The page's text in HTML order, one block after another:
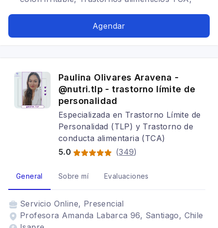
Problemas digestivos, Alimentación con
Agendar
Paulina Olivares Aravena -
@nutri.tlp - trastorno límite de
personalidad
Especializada en Trastorno Límite de
Personalidad (TLP) y Trastorno de
conducta alimentaria (TCA)
5.0
(349)
General Sobre mí Evaluaciones
Servicio Online, Presencial
Profesora Amanda Labarca 96, Santiago, Chile